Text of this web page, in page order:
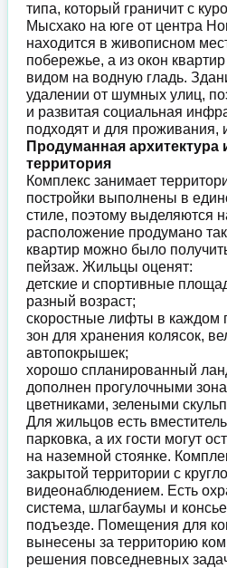
типа, который граничит с
Мысхако на юге от центра
находится в живописном
побережье, а из окон
видом на водную гладь.
удалении от шумных улиц,
и развитая социальная
подходят и для проживания,
Продуманная архитектура
территория
Комплекс занимает
постройки выполнены в
стиле, поэтому выделяются
расположение продумано
квартир можно было
пейзаж. Жильцы оценят:
детские и спортивные
разный возраст;
скоростные лифты в каждом
зон для хранения колясок,
автопокрышек;
хорошо спланированный
дополнен прогулочными
цветниками, зелеными
Для жильцов есть
парковка, а их гости могут
на наземной стоянке.
закрытой территории с
видеонаблюдением. Есть
система, шлагбаумы и
подъезде. Помещения для
вынесены за территорию
решения повседневных